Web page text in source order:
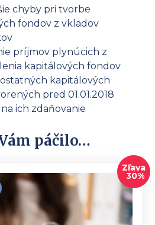
chyby pri tvorbe
fondov z vkladov
príjmov plynúcich z
kapitálových fondov
kapitálových
pred 01.01.2018
ich zdaňovanie
páčilo…
Zľava
30%